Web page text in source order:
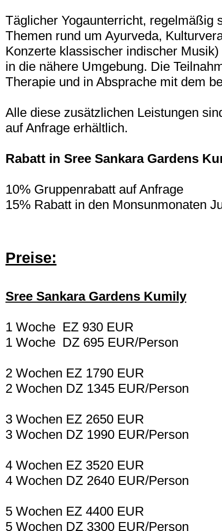
Täglicher Yogaunterricht, regelmäßig
Themen rund um Ayurveda,
Konzerte klassischer indischer
in die nähere Umgebung. Die
Therapie und in Absprache mit dem
Alle diese zusätzlichen Leistungen
auf Anfrage erhältlich.
Rabatt in Sree Sankara Gardens
10% Gruppenrabatt auf Anfrage
15% Rabatt in den Monsunmonaten
Preise:
Sree Sankara Gardens Kumily
1 Woche EZ 930 EUR
1 Woche DZ 695 EUR/Person
2 Wochen EZ 1790 EUR
2 Wochen DZ 1345 EUR/Person
3 Wochen EZ 2650 EUR
3 Wochen DZ 1990 EUR/Person
4 Wochen EZ 3520 EUR
4 Wochen DZ 2640 EUR/Person
5 Wochen EZ 4400 EUR
5 Wochen DZ 3300 EUR/Person